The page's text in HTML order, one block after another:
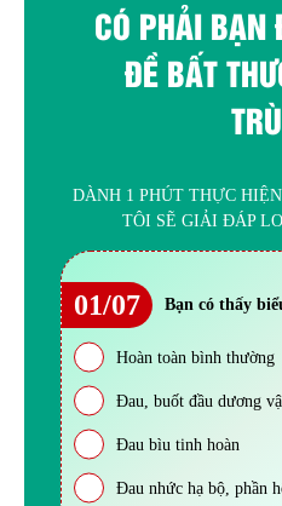
CÓ PHẢI BẠN
ĐỀ BẤT
DÀNH 1 PHÚT THỰC
TÔI SẼ GIẢI ĐÁP
01/07 Bạn có thấy
Hoàn toàn bình thường
Đau, buốt đầu dương
Đau bìu tinh hoàn
Đau nhức hạ bộ, phần